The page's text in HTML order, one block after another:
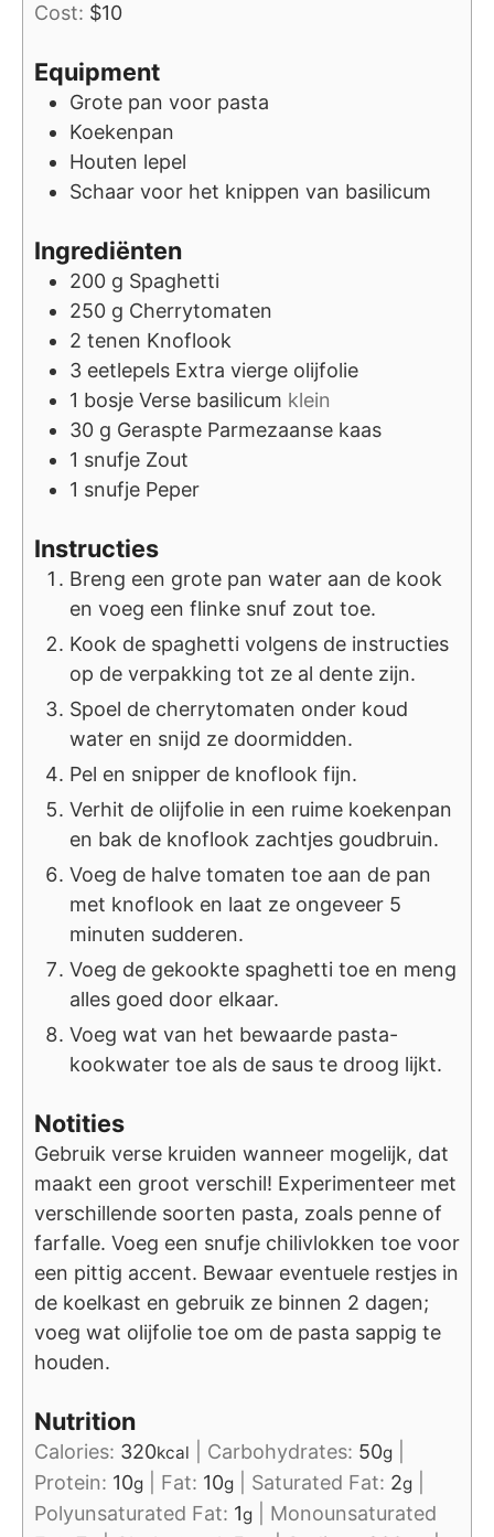
Cost: $10
Equipment
Grote pan voor pasta
Koekenpan
Houten lepel
Schaar voor het knippen van basilicum
Ingrediënten
200 g Spaghetti
250 g Cherrytomaten
2 tenen Knoflook
3 eetlepels Extra vierge olijfolie
1 bosje Verse basilicum klein
30 g Geraspte Parmezaanse kaas
1 snufje Zout
1 snufje Peper
Instructies
Breng een grote pan water aan de kook
en voeg een flinke snuf zout toe.
Kook de spaghetti volgens de instructies
op de verpakking tot ze al dente zijn.
Spoel de cherrytomaten onder koud
water en snijd ze doormidden.
Pel en snipper de knoflook fijn.
Verhit de olijfolie in een ruime koekenpan
en bak de knoflook zachtjes goudbruin.
Voeg de halve tomaten toe aan de pan
met knoflook en laat ze ongeveer 5
minuten sudderen.
Voeg de gekookte spaghetti toe en meng
alles goed door elkaar.
Voeg wat van het bewaarde pasta-
kookwater toe als de saus te droog lijkt.
Notities
Gebruik verse kruiden wanneer mogelijk, dat
maakt een groot verschil! Experimenteer met
verschillende soorten pasta, zoals penne of
farfalle. Voeg een snufje chilivlokken toe voor
een pittig accent. Bewaar eventuele restjes in
de koelkast en gebruik ze binnen 2 dagen;
voeg wat olijfolie toe om de pasta sappig te
houden.
Nutrition
Calories: 320kcal Carbohydrates: 50g
Protein: 10g Fat: 10g Saturated Fat: 2g
Polyunsaturated Fat: 1g
Monounsaturated